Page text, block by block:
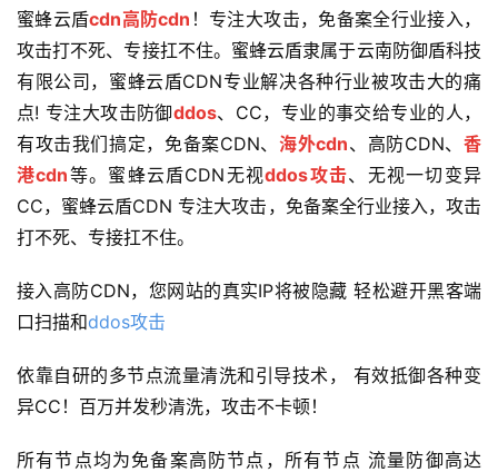
蜜蜂云盾cdn高防cdn ！专注大攻击，免备案全行业接入，
攻击打不死、专接扛不住。蜜蜂云盾隶属于云南防御盾科技
有限公司，蜜蜂云盾CDN专业解决各种行业被攻击大的痛
点! 专注大攻击防御ddos、CC，专业的事交给专业的人，
有攻击我们搞定，免备案CDN、海外cdn、高防CDN、香
港cdn等。蜜蜂云盾CDN无视ddos攻击、无视一切变异
CC，蜜蜂云盾CDN 专注大攻击，免备案全行业接入，攻击
打不死、专接扛不住。
接入高防CDN，您网站的真实IP将被隐藏 轻松避开黑客端
口扫描和ddos攻击
依靠自研的多节点流量清洗和引导技术， 有效抵御各种变
异CC！百万并发秒清洗，攻击不卡顿！
所有节点均为免备案高防节点，所有节点 流量防御高达